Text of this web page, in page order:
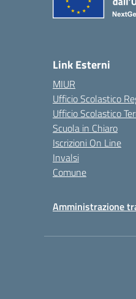
Link Esterni
MIUR
Ufficio Scolastico
Ufficio Scolastico
Scuola in Chiaro
Iscrizioni On Line
Invalsi
Comune
Amministrazione